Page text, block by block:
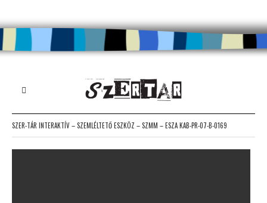
SZER-TÁR INTERAKTÍV – SZEMLÉLTETŐ ESZKÖZ – SZMM – ESZA KAB-PR-07-B-0169